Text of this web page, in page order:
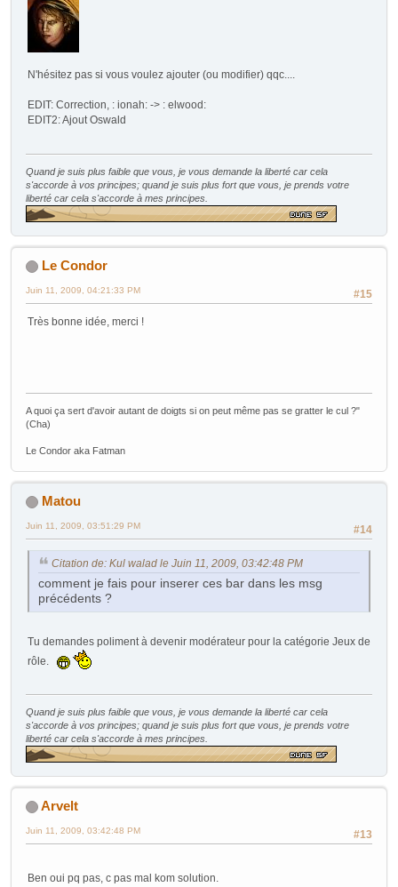
N'hésitez pas si vous voulez ajouter (ou modifier) qqc....
EDIT: Correction, : ionah: -> : elwood:
EDIT2: Ajout Oswald
Quand je suis plus faible que vous, je vous demande la liberté car cela
s'accorde à vos principes; quand je suis plus fort que vous, je prends votre
liberté car cela s'accorde à mes principes.
Le Condor
#15
Juin 11, 2009, 04:21:33 PM
Très bonne idée, merci !
A quoi ça sert d'avoir autant de doigts si on peut même pas se gratter le cul ?"
(Cha)
Le Condor aka Fatman
Matou
#14
Juin 11, 2009, 03:51:29 PM
Citation de: Kul walad le Juin 11, 2009, 03:42:48 PM
comment je fais pour inserer ces bar dans les msg
précédents ?
Tu demandes poliment à devenir modérateur pour la catégorie Jeux de
rôle.
Quand je suis plus faible que vous, je vous demande la liberté car cela
s'accorde à vos principes; quand je suis plus fort que vous, je prends votre
liberté car cela s'accorde à mes principes.
Arvelt
#13
Juin 11, 2009, 03:42:48 PM
Ben oui pq pas, c pas mal kom solution.